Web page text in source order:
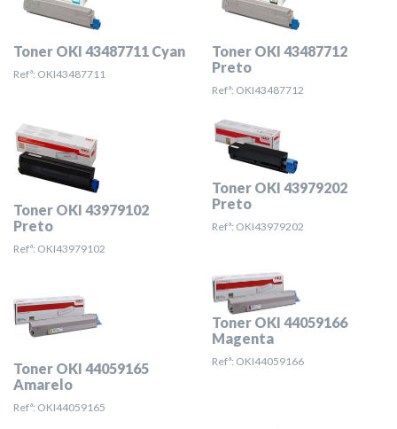
Toner OKI 43487711 Cyan
Refª: OKI43487711
Toner OKI 43487712
Preto
Refª: OKI43487712
Toner OKI 43979102
Preto
Refª: OKI43979102
Toner OKI 43979202
Preto
Refª: OKI43979202
Toner OKI 44059165
Amarelo
Refª: OKI44059165
Toner OKI 44059166
Magenta
Refª: OKI44059166